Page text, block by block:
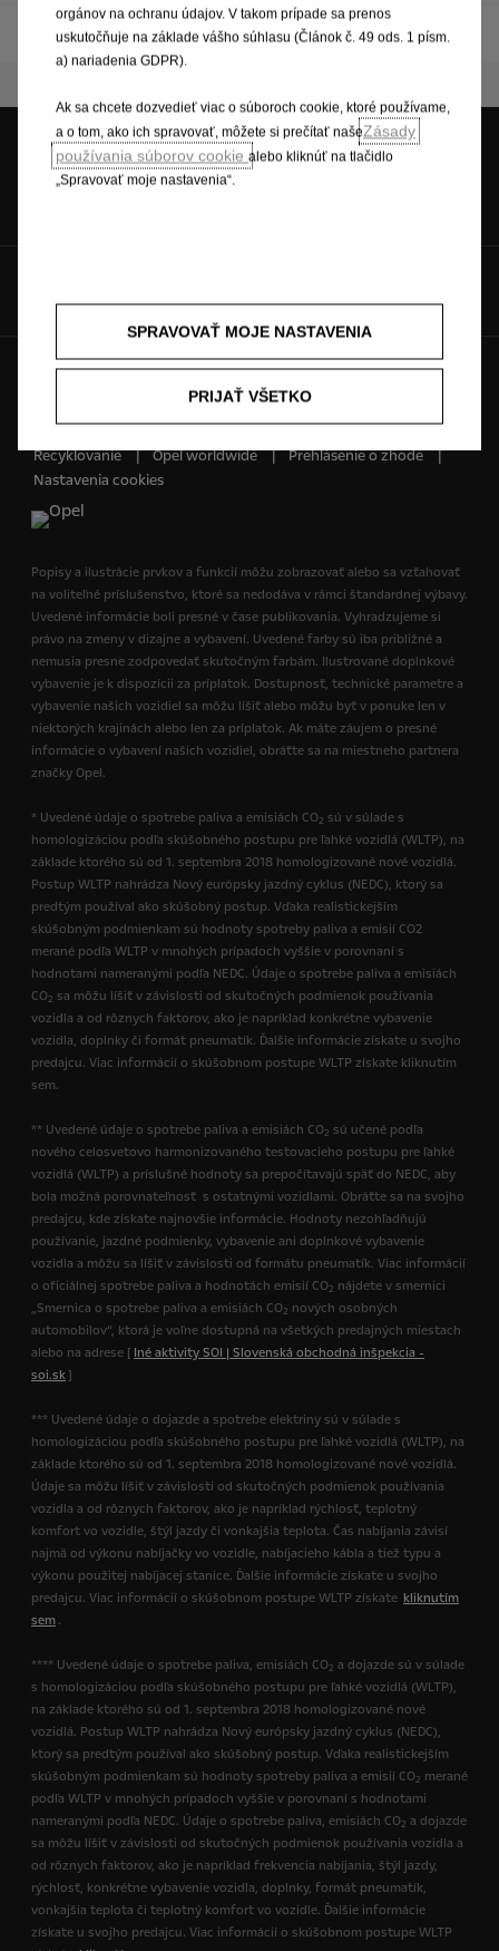
Rádiá a informačno-zábavné systémy
Skúšobná jazda Cenová ponuka
Budúcnosť patrí všetkým © Opel 2026
Ochranné známky a práva
Ochrana osobných údajov
Nové údaje o spotrebe paliva
Právne oznámenie
Recyklovanie
Opel worldwide
Prehlásenie o zhode
Nastavenia cookies
Popisy a ilustrácie prvkov a funkcií môžu zobrazovať alebo sa vzťahovať
na voliteľné príslušenstvo, ktoré sa nedodáva v rámci štandardnej výbavy.
Uvedené informácie boli presné v čase publikovania. Vyhradzujeme si
právo na zmeny v dizajne a vybavení. Uvedené farby sú iba približné a
nemusia presne zodpovedať skutočným farbám. Ilustrované doplnkové
vybavenie je k dispozícii za príplatok. Dostupnosť, technické parametre a
vybavenie našich vozidiel sa môžu líšiť alebo môžu byť v ponuke len v
niektorých krajinách alebo len za príplatok. Ak máte záujem o presné
informácie o vybavení našich vozidiel, obráťte sa na miestneho partnera
značky Opel.
* Uvedené údaje o spotrebe paliva a emisiách CO2 sú v súlade s
homologizáciou podľa skúšobného postupu pre ľahké vozidlá (WLTP), na
základe ktorého sú od 1. septembra 2018 homologizované nové vozidlá.
Postup WLTP nahrádza Nový európsky jazdný cyklus (NEDC), ktorý sa
predtým používal ako skúšobný postup. Vďaka realistickejším
skúšobným podmienkam sú hodnoty spotreby paliva a emisií CO2
merané podľa WLTP v mnohých prípadoch vyššie v porovnaní s
hodnotami nameranými podľa NEDC. Údaje o spotrebe paliva a emisiách
CO2 sa môžu líšiť v závislosti od skutočných podmienok používania
vozidla a od rôznych faktorov, ako je napríklad konkrétne vybavenie
vozidla, doplnky či formát pneumatík. Ďalšie informácie získate u svojho
predajcu. Viac informácií o skúšobnom postupe WLTP získate kliknutím
sem.
** Uvedené údaje o spotrebe paliva a emisiách CO2 sú učené podľa
nového celosvetovo harmonizovaného testovacieho postupu pre ľahké
vozidlá (WLTP) a príslušné hodnoty sa prepočítavajú späť do NEDC, aby
bola možná porovnateľnosť s ostatnými vozidlami. Obráťte sa na svojho
predajcu, kde získate najnovšie informácie. Hodnoty nezohľadňujú
používanie, jazdné podmienky, vybavenie ani doplnkové vybavenie
vozidla a môžu sa líšiť v závislosti od formátu pneumatík. Viac informácií
o oficiálnej spotrebe paliva a hodnotách emisií CO2 nájdete v smernici
„Smernica o spotrebe paliva a emisiách CO2 nových osobných
automobilov“, ktorá je voľne dostupná na všetkých predajných miestach
alebo na adrese [ Iné aktivity SOI | Slovenská obchodná inšpekcia -
soi.sk]
*** Uvedené údaje o dojazde a spotrebe elektriny sú v súlade s
homologizáciou podľa skúšobného postupu pre ľahké vozidlá (WLTP), na
základe ktorého sú od 1. septembra 2018 homologizované nové vozidlá.
Údaje sa môžu líšiť v závislosti od skutočných podmienok používania
vozidla a od rôznych faktorov, ako je napríklad rýchlosť, teplotný
komfort vo vozidle, štýl jazdy či vonkajšia teplota. Čas nabíjania závisí
najmä od výkonu nabíjačky vo vozidle, nabíjacieho kábla a tiež typu a
výkonu použitej nabíjacej stanice. Ďalšie informácie získate u svojho
predajcu. Viac informácií o skúšobnom postupe WLTP získate kliknutím
sem .
**** Uvedené údaje o spotrebe paliva, emisiách CO2 a dojazde sú v súlade
s homologizáciou podľa skúšobného postupu pre ľahké vozidlá (WLTP),
na základe ktorého sú od 1. septembra 2018 homologizované nové
vozidlá. Postup WLTP nahrádza Nový európsky jazdný cyklus (NEDC),
ktorý sa predtým používal ako skúšobný postup. Vďaka realistickejším
skúšobným podmienkam sú hodnoty spotreby paliva a emisií CO2 merané
podľa WLTP v mnohých prípadoch vyššie v porovnaní s hodnotami
nameranými podľa NEDC. Údaje o spotrebe paliva, emisiách CO2 a dojazde
sa môžu líšiť v závislosti od skutočných podmienok používania vozidla a
od rôznych faktorov, ako je napríklad frekvencia nabíjania, štýl jazdy,
rýchlosť, konkrétne vybavenie vozidla, doplnky, formát pneumatík,
vonkajšia teplota či teplotný komfort vo vozidle. Ďalšie informácie
získate u svojho predajcu. Viac informácií o skúšobnom postupe WLTP
orgánov na ochranu údajov. V takom prípade sa prenos
uskutočňuje na základe vášho súhlasu (Článok č. 49 ods. 1 písm.
a) nariadenia GDPR).
Ak sa chcete dozvedieť viac o súboroch cookie, ktoré používame,
a o tom, ako ich spravovať, môžete si prečítať našeZásady
používania súborov cookie alebo kliknúť na tlačidlo
„Spravovať moje nastavenia“.
SPRAVOVAŤ MOJE NASTAVENIA
PRIJAŤ VŠETKO